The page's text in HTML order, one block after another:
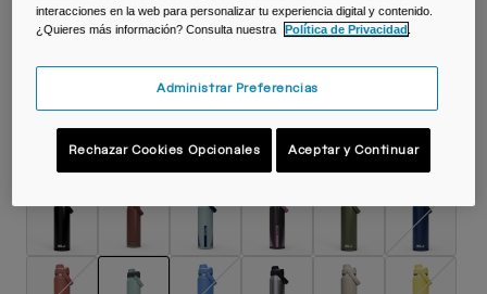
N.º de artículo38259-E18-OS
44,99 €
Color -Silver Mist
interacciones en la web para personalizar tu experiencia digital y contenido.
¿Quieres más información? Consulta nuestra
Política de Privacidad
Administrar Preferencias
Rechazar Cookies Opcionales Aceptar y Continuar